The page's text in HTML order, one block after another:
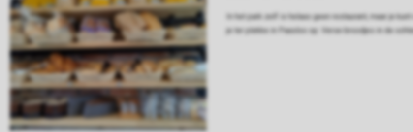
In het park zelf is helaas geen restaurant, maar je
je ter plekke in Paasloo op. Verse broodjes in de